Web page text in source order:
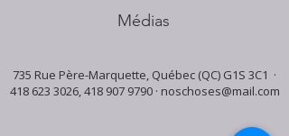
Médias
735 Rue Père-Marquette, Québec (QC) G1S 3C1 ·
418 623 3026,418 907 9790· noschoses@mail.com